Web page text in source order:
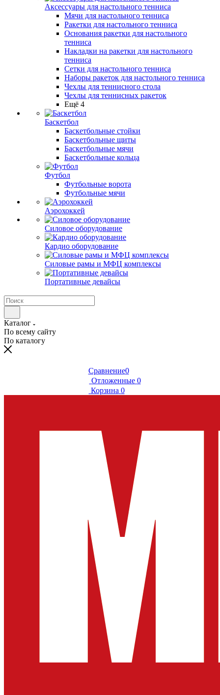
Аксессуары для настольного тенниса
Мячи для настольного тенниса
Ракетки для настольного тенниса
Основания ракетки для настольного
тенниса
Накладки на ракетки для настольного
тенниса
Сетки для настольного тенниса
Наборы ракеток для настольного тенниса
Чехлы для теннисного стола
Чехлы для теннисных ракеток
Ещё 4
Баскетбол
Баскетбольные стойки
Баскетбольные щиты
Баскетбольные мячи
Баскетбольные кольца
Футбол
Футбольные ворота
Футбольные мячи
Аэрохоккей
Силовое оборудование
Кардио оборудование
Силовые рамы и МФЦ комплексы
Портативные девайсы
Каталог
По всему сайту
По каталогу
Сравнение0
Отложенные 0
Корзина 0